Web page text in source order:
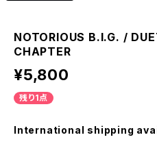
NOTORIOUS B.I.G. /
CHAPTER
¥5,800
残り1点
International shipping